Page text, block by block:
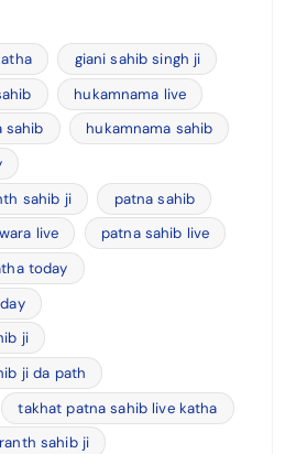
giani sahib singh ji
hukamnama live
sahib
hukamnama sahib
sahib ji
patna sahib
live
patna sahib live
today
ji
ji da path
takhat patna sahib live katha
sahib ji